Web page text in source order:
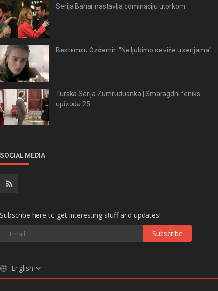
Serija Bahar nastavlja dominaciju utorkom
Bestemsu Ozdemir: "Ne ljubimo se više u serijama"
Turska Serija Zumruduanka | Smaragdni feniks
epizoda 25
SOCIAL MEDIA
Subscribe here to get interesting stuff and updates!
Subscribe
English